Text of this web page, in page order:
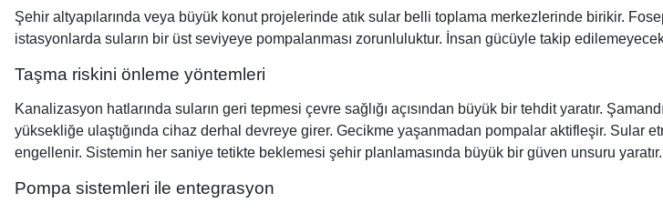
Şehir altyapılarında veya büyük konut projelerinde atık sular belli toplama merkezlerinde birikir.
istasyonlarda suların bir üst seviyeye pompalanması zorunluluktur. İnsan gücüyle takip
Taşma riskini önleme yöntemleri
Kanalizasyon hatlarında suların geri tepmesi çevre sağlığı açısından büyük bir tehdit yaratır.
yüksekliğe ulaştığında cihaz derhal devreye girer. Gecikme yaşanmadan pompalar aktifleşir. Sular
engellenir. Sistemin her saniye tetikte beklemesi şehir planlamasında büyük bir güven unsuru yaratır.
Pompa sistemleri ile entegrasyon